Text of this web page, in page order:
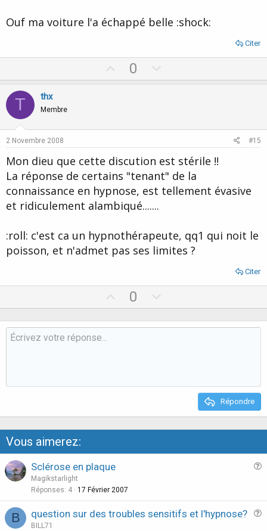
Ouf ma voiture l'a échappé belle :shock:
Citer
p
t
0
o
v
e
T thx
Membre
2 Novembre 2008 #15
Mon dieu que cette discution est stérile !!
La réponse de certains "tenant" de la
connaissance en hypnose, est tellement évasive
et ridiculement alambiqué.......
:roll: c'est ca un hypnothérapeute, qq1 qui noit le
poisson, et n'admet pas ses limites ?
Citer
p
v
0
o
w
t
Répondre
Vous aimerez:
Sclérose en plaque
Magikstarlight
Réponses 4 17 Février 2007
B question sur des troubles sensitifs et l'hypnose?
BILL71